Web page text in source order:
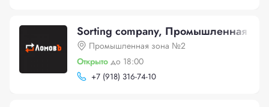
Sorting company, Промышленная
Промышленная зона №2
Открыто до 18:00
+7 (918) 316-74-10